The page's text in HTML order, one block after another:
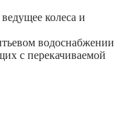
колеса и
водоснабжении
с перекачиваемой